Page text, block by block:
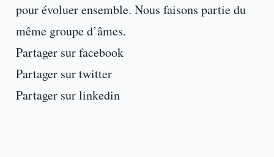
pour évoluer ensemble. Nous faisons partie du
même groupe d’âmes.
Partager sur facebook
Partager sur twitter
Partager sur linkedin